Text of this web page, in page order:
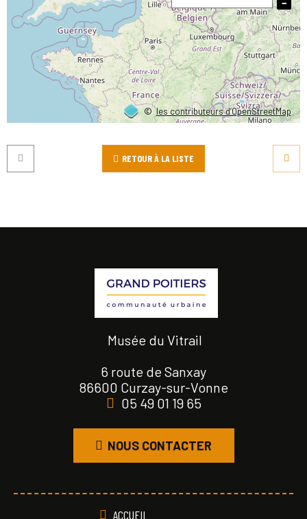
©les contributeurs d’OpenStreetMap
−
RETOUR À LA LISTE
Musée du Vitrail
6 route de Sanxay
86600 Curzay-sur-Vonne
05 49 01 19 65
NOUS CONTACTER
ACCUEIL